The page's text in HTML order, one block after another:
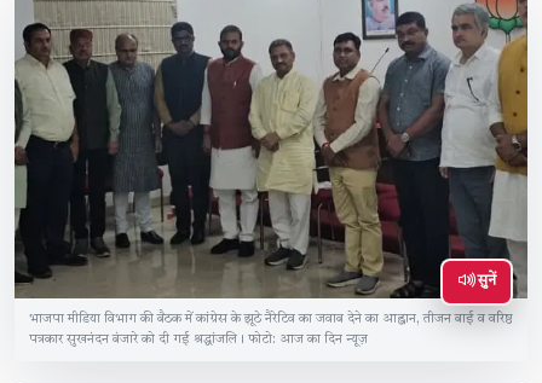
सुनें
भाजपा मीडिया विभाग की बैठक में कांग्रेस के झूठे नैरेटिव का जवाब देने का आह्वान, तीजन बाई व वरिष्ठ
पत्रकार सुखनंदन बंजारे को दी गई श्रद्धांजलि। फोटो: आज का दिन न्यूज़